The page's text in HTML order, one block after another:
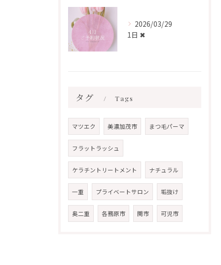
2026/03/29
1日 ✖︎
タグ Tags
マツエク 美濃加茂市 まつ毛パーマ
フラットラッシュ
ケラチントリートメント ナチュラル
一重 プライベートサロン 垢抜け
奥二重 各務原市 関市 可児市